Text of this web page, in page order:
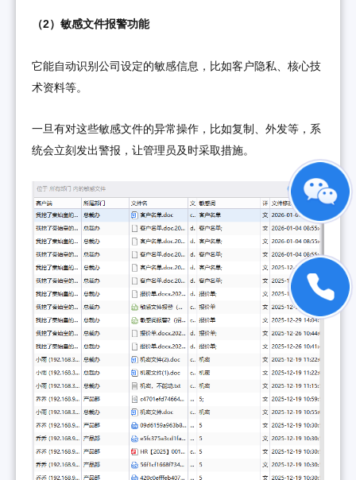
（2）敏感文件报警功能
它能自动识别公司设定的敏感信息，比如客户隐私、核心技
术资料等。
一旦有对这些敏感文件的异常操作，比如复制、外发等，系
统会立刻发出警报，让管理员及时采取措施。